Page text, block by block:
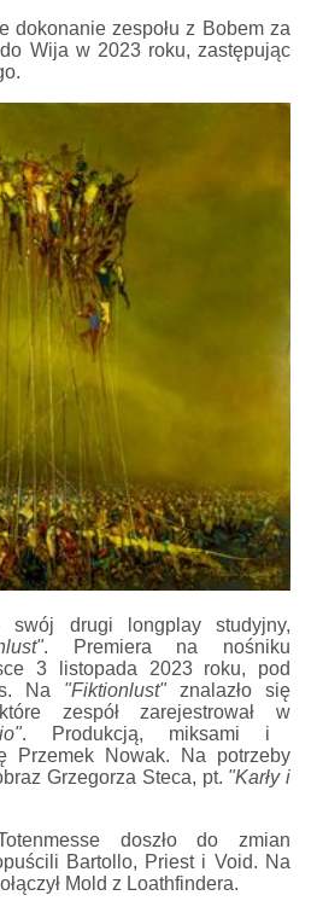
dokonanie zespołu z Bobem za
do Wija w 2023 roku, zastępując
swój drugi longplay studyjny,
. Premiera na nośniku
3 listopada 2023 roku, pod
Na "Fiktionlust" znalazło się
zespół zarejestrował w
. Produkcją, miksami i
Przemek Nowak. Na potrzeby
Grzegorza Steca, pt. "Karły i
doszło do zmian
Bartollo, Priest i Void. Na
Mold z Loathfindera.